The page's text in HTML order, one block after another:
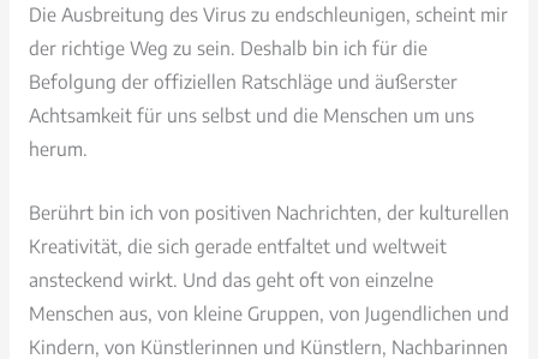
Die Ausbreitung des Virus zu endschleunigen, scheint mir
der richtige Weg zu sein. Deshalb bin ich für die
Befolgung der offiziellen Ratschläge und äußerster
Achtsamkeit für uns selbst und die Menschen um uns
herum.
Berührt bin ich von positiven Nachrichten, der kulturellen
Kreativität, die sich gerade entfaltet und weltweit
ansteckend wirkt. Und das geht oft von einzelne
Menschen aus, von kleine Gruppen, von Jugendlichen und
Kindern, von Künstlerinnen und Künstlern, Nachbarinnen